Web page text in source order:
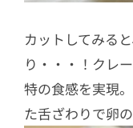
カットしてみる
り・・・！クレ
特の食感を実現
た舌ざわりで卵